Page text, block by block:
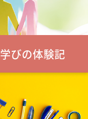
学びの体験記